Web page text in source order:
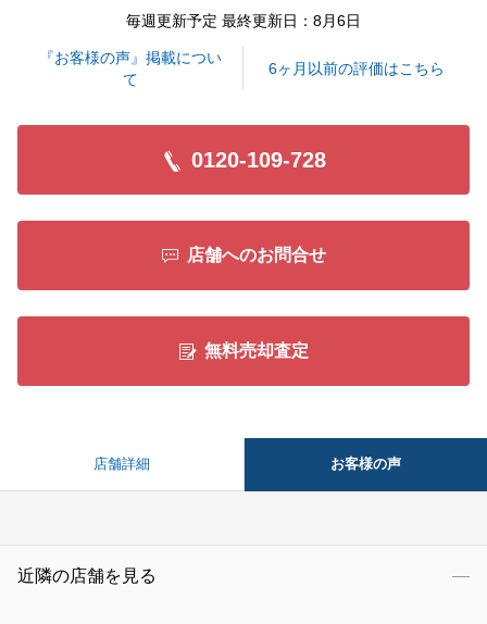
毎週更新予定 最終更新日：8月6日
『お客様の声』掲載につい
て
6ヶ月以前の評価はこちら
0120-109-728
店舗へのお問合せ
無料売却査定
店舗詳細 お客様の声
近隣の店舗を見る